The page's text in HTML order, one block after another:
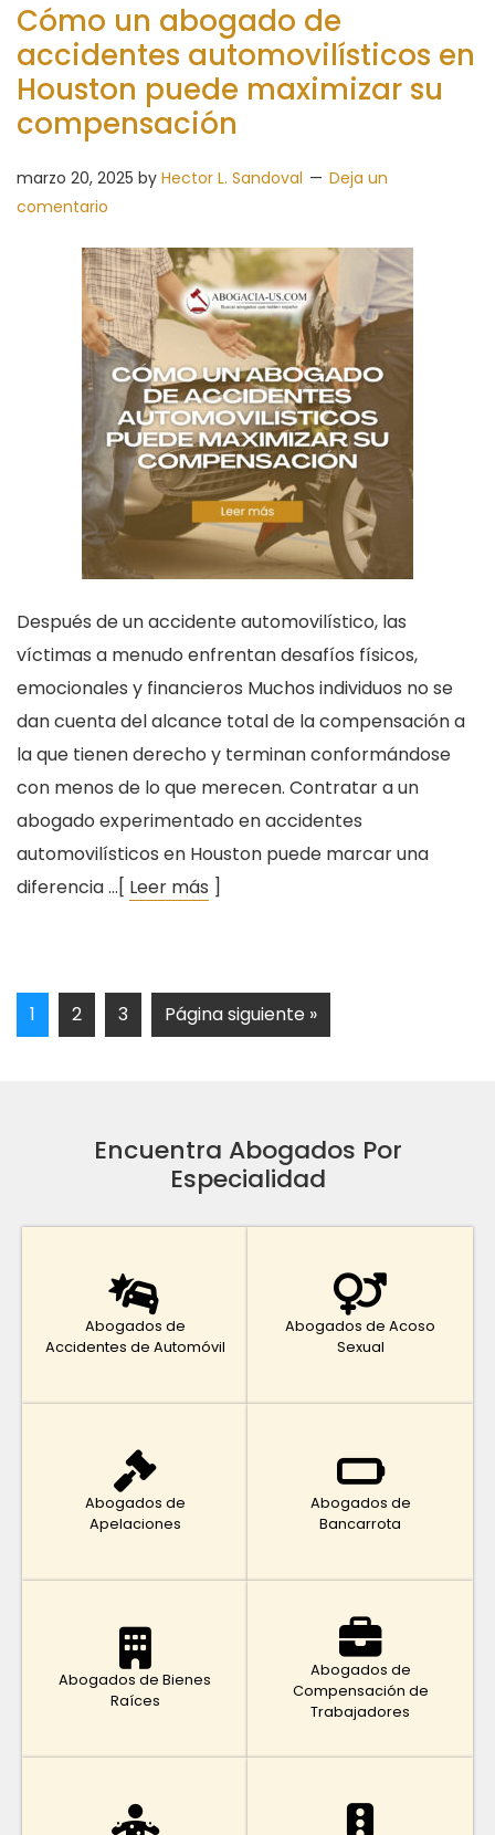
Cómo un abogado de
accidentes automovilísticos en
Houston puede maximizar su
compensación
marzo 20, 2025 by Hector L. Sandoval
Deja un
comentario
Después de un accidente automovilístico, las
víctimas a menudo enfrentan desafíos físicos,
emocionales y financieros Muchos individuos no se
dan cuenta del alcance total de la compensación a
la que tienen derecho y terminan conformándose
con menos de lo que merecen. Contratar a un
abogado experimentado en accidentes
automovilísticos en Houston puede marcar una
diferencia …[ Leer más ]
1 2 3 Página siguiente »
Encuentra Abogados Por
Especialidad
Abogados de
Accidentes de Automóvil
Abogados de Acoso
Sexual
Abogados de
Apelaciones
Abogados de
Bancarrota
Abogados de Bienes
Raíces
Abogados de
Compensación de
Trabajadores